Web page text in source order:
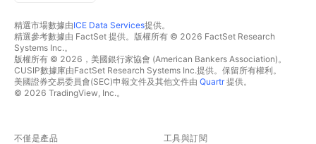
精選市場數據由ICE Data Services提供。
精選參考數據由 FactSet 提供。版權所有 © 2026 FactSet Research
Systems Inc.。
版權所有 © 2026，美國銀行家協會 (American Bankers Association)。
CUSIP數據庫由FactSet Research Systems Inc.提供。保留所有權利。
美國證券交易委員會(SEC)申報文件及其他文件由 Quartr提供。
© 2026 TradingView, Inc.。
不僅是產品 工具與訂閱